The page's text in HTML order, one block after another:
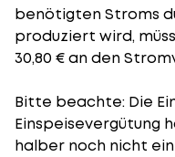
benötigten Stroms
produziert wird,
30,80 € an den
Bitte beachte: Die
Einspeisevergütung
halber noch nicht